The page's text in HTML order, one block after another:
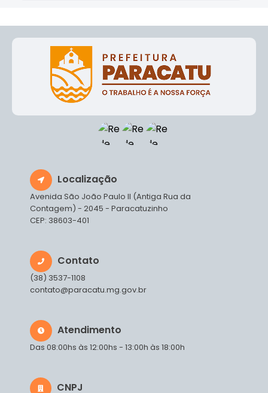
Localização
Avenida São João Paulo II (Antiga Rua da
Contagem) - 2045 - Paracatuzinho
CEP: 38603-401
Contato
(38) 3537-1108
contato@paracatu.mg.gov.br
Atendimento
Das 08:00hs às 12:00hs - 13:00h às 18:00h
CNPJ